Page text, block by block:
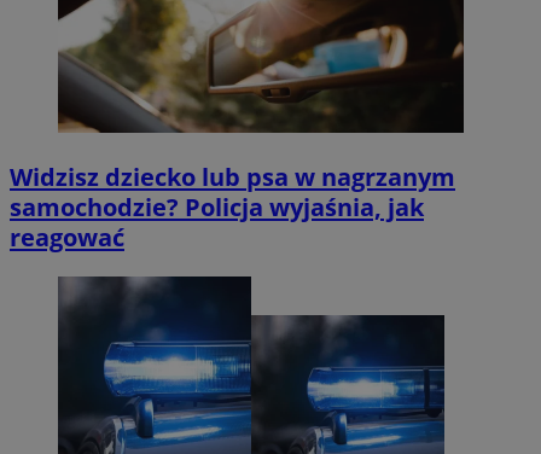
Widzisz dziecko lub psa w nagrzanym
samochodzie? Policja wyjaśnia, jak
reagować